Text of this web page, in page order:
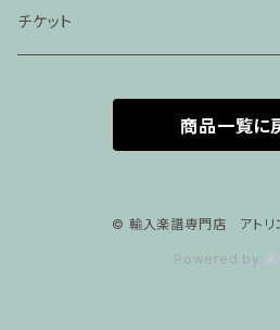
家族割プラン
家族割適用プラン2
声楽ピアノ４５分レッスン
ヴァイオリンピアノ６０分レッスン
アパレル
チケット
商品一覧に
© 輸入楽譜専門店 アトリエ
Powered by